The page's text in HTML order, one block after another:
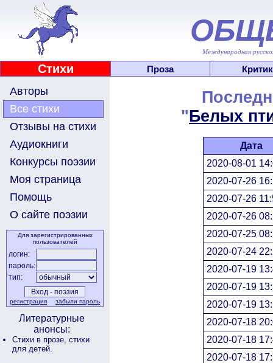
Международная
Стихи Проза
Авторы
Все стихи
Отзывы на стихи
Аудиокниги
Конкурсы поэзии
Моя страница
Помощь
О сайте поэзии
Для зарегистрированных
пользователей
логин:
пароль:
тип:
регистрация забыли пароль
Литературные
анонсы:
Стихи в прозе, стихи
для детей.
"Белых
Дата
2020-08-01
2020-07-26
2020-07-26
2020-07-26
2020-07-25
2020-07-24
2020-07-19
2020-07-19
2020-07-19
2020-07-18
2020-07-18
2020-07-18